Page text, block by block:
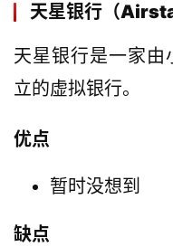
天星银行（
天星银行是一家由
立的虚拟银行。
优点
暂时没想到
缺点